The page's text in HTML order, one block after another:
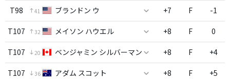
T98 41 ブランドン ウ +7 F -1
T107 32 メイソン ハウエル +8 F 0
T107 20 ベンジャミン シルバーマン +8 F +4
T107 36 アダム スコット +8 F +5